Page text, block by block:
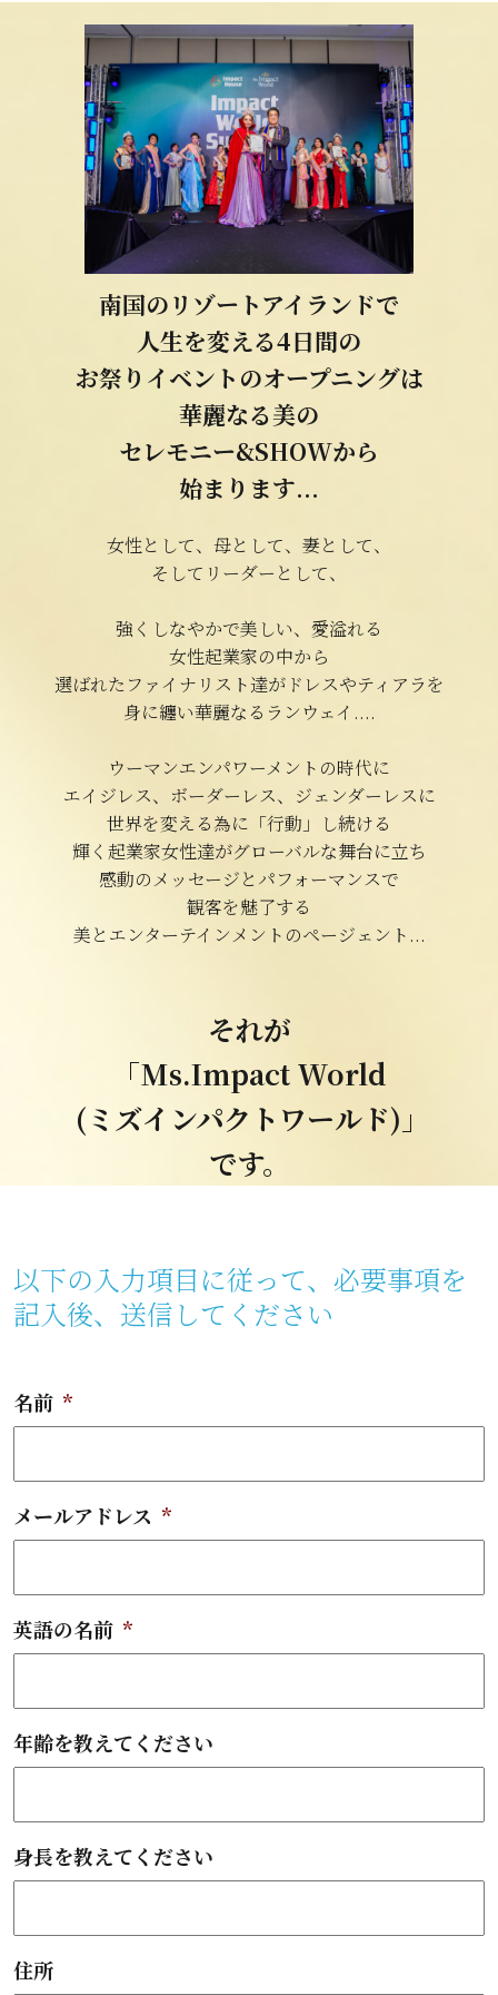
南国のリゾートアイランドで
人生を変える4日間の
お祭り イベントのオープニングは
華麗なる美の
セレモニー&SHOWから
始まります...
女性として、母として、妻として、
そしてリーダーとして、
強くしなやかで美しい、愛溢れる
女性起業家の中から
選ばれたファイナリスト達がドレスやティアラを
身に纏い華麗なるランウェイ....
ウーマンエンパワーメントの時代に
エイジレス、ボーダーレス、ジェンダーレスに
世界を変える為に「行動」し続ける
輝く起業家女性達がグローバルな舞台に立ち
感動のメッセージとパフォーマンスで
観客を魅了する
美とエンターテインメントのページェント...
それが
「Ms.Impact World
(ミズインパクトワールド)」
です。
以下の入力項目に従って、必要事項を
記入後、送信してください
名前 *
メールアドレス *
英語の名前 *
年齢を教えてください
身長を教えてください
住所